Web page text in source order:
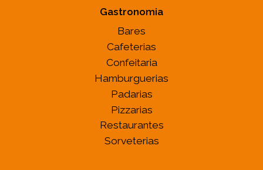
Gastronomia
Bares
Cafeterias
Confeitaria
Hamburguerias
Padarias
Pizzarias
Restaurantes
Sorveterias